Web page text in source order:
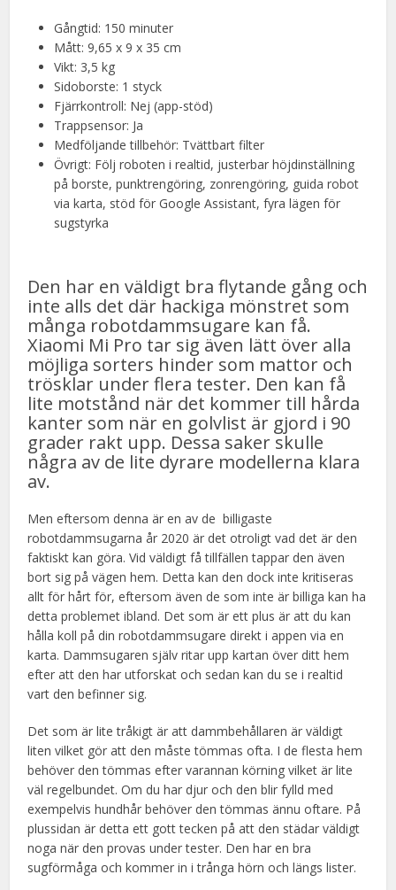
Gångtid: 150 minuter
Mått: 9,65 x 9 x 35 cm
Vikt: 3,5 kg
Sidoborste: 1 styck
Fjärrkontroll: Nej (app-stöd)
Trappsensor: Ja
Medföljande tillbehör: Tvättbart filter
Övrigt: Följ roboten i realtid, justerbar höjdinställning
på borste, punktrengöring, zonrengöring, guida robot
via karta, stöd för Google Assistant, fyra lägen för
sugstyrka
Den har en väldigt bra flytande gång och
inte alls det där hackiga mönstret som
många robotdammsugare kan få.
Xiaomi Mi Pro tar sig även lätt över alla
möjliga sorters hinder som mattor och
trösklar under flera tester. Den kan få
lite motstånd när det kommer till hårda
kanter som när en golvlist är gjord i 90
grader rakt upp. Dessa saker skulle
några av de lite dyrare modellerna klara
av.
Men eftersom denna är en av de billigaste
robotdammsugarna år 2020 är det otroligt vad det är den
faktiskt kan göra. Vid väldigt få tillfällen tappar den även
bort sig på vägen hem. Detta kan den dock inte kritiseras
allt för hårt för, eftersom även de som inte är billiga kan ha
detta problemet ibland. Det som är ett plus är att du kan
hålla koll på din robotdammsugare direkt i appen via en
karta. Dammsugaren själv ritar upp kartan över ditt hem
efter att den har utforskat och sedan kan du se i realtid
vart den befinner sig.
Det som är lite tråkigt är att dammbehållaren är väldigt
liten vilket gör att den måste tömmas ofta. I de flesta hem
behöver den tömmas efter varannan körning vilket är lite
väl regelbundet. Om du har djur och den blir fylld med
exempelvis hundhår behöver den tömmas ännu oftare. På
plussidan är detta ett gott tecken på att den städar väldigt
noga när den provas under tester. Den har en bra
sugförmåga och kommer in i trånga hörn och längs lister.